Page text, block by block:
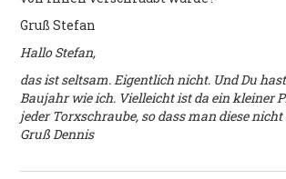
Gruß Stefan
Hallo Stefan,
das ist seltsam. Eigentlich nicht. Und Du
Baujahr wie ich. Vielleicht ist da ein kleiner
jeder Torxschraube, so dass man diese
Gruß Dennis